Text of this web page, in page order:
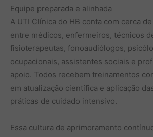
Equipe preparada e alinhada
A UTI Clínica do HB conta com cerca
entre médicos, enfermeiros, técnicos
fisioterapeutas, fonoaudiólogos,
ocupacionais, assistentes sociais e
apoio. Todos recebem treinamentos
em atualização científica e aplicação
práticas de cuidado intensivo.
Essa cultura de aprimoramento